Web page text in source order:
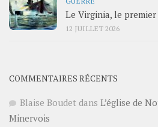
Le Virginia, le premier
12 JUILLET 2026
COMMENTAIRES RÉCENTS
Blaise Boudet dans L’église de
Minervois